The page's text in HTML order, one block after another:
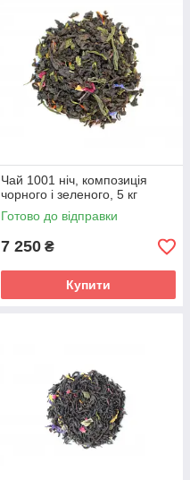
Чай 1001 ніч, композиція
чорного і зеленого, 5 кг
Готово до відправки
7 250 ₴
Купити